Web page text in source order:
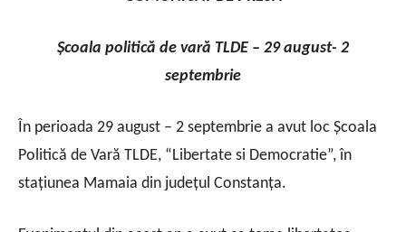
Şcoala politică de vară TLDE – 29 august- 2
septembrie
În perioada 29 august – 2 septembrie a avut loc Școala
Politică de Vară TLDE, “Libertate si Democratie”, în
stațiunea Mamaia din județul Constanța.